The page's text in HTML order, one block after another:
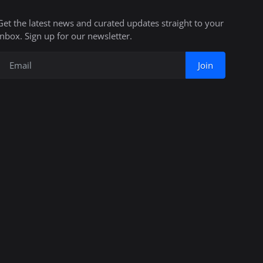
the latest news and curated updates straight to your
Sign up for our newsletter.
Join